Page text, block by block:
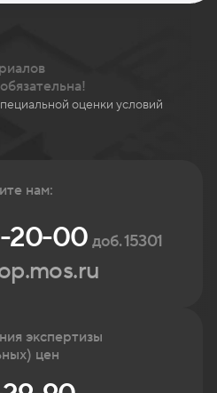
оценки условий
нам:
20-00доб. 15301
экспертизы
цен